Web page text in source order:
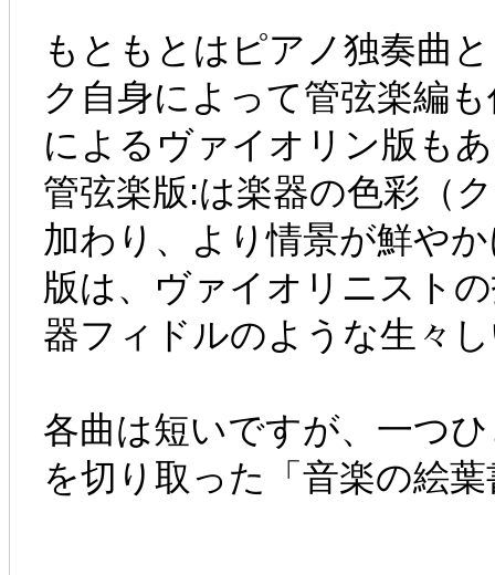
もともとはピアノ独奏曲
ク自身によって管弦楽編
によるヴァイオリン版も
管弦楽版:は楽器の色彩（
加わり、より情景が鮮や
版は、ヴァイオリニスト
器フィドルのような生々
各曲は短いですが、一つ
を切り取った「音楽の絵